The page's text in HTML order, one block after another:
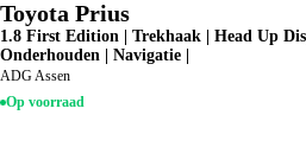
Toyota Prius
1.8 First Edition | Trekhaak | Head Up
Onderhouden | Navigatie |
ADG Assen
Op voorraad